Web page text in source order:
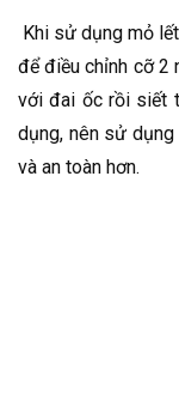
Khi sử dụng mỏ
để điều chỉnh cỡ 2
với đai ốc rồi siết
dụng, nên sử
và an toàn hơn.